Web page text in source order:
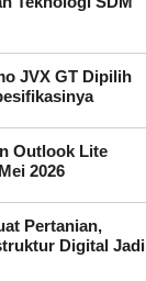
JVX GT Dipilih
Outlook Lite
2026
Pertanian,
Digital Jadi